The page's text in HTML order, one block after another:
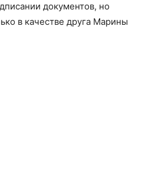
документов, но
в качестве друга Марины